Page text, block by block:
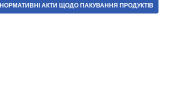
НОРМАТИВНІ АКТИ ЩОДО ПАКУВАННЯ ПРОДУКТІВ